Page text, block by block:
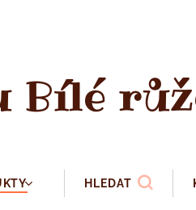
Bílé
HLEDAT